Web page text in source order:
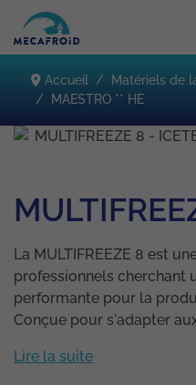
Accueil Matériels de
MAESTRO ** HE
La MULTIFREEZE 8 est
professionnels cherchant
performante pour la
Conçue pour s'adapter
Lire la suite